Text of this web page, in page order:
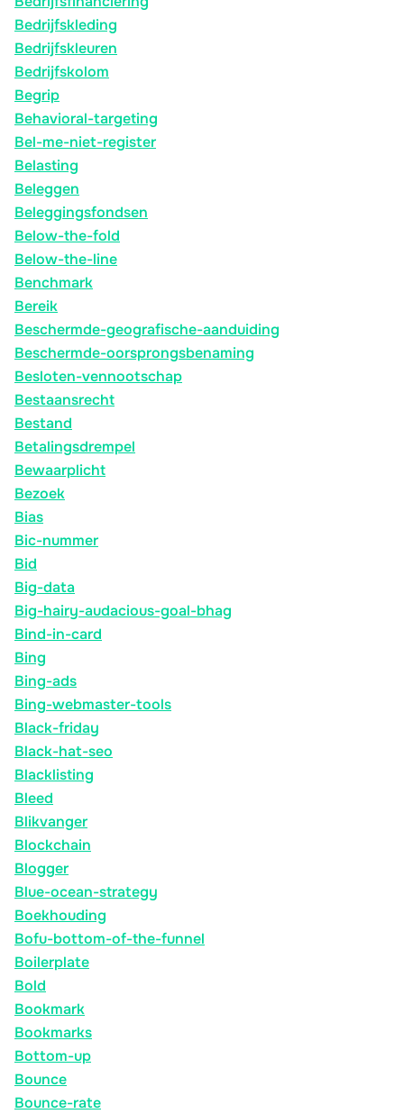
Bedrijfskleding
Bedrijfskleuren
Bedrijfskolom
Begrip
Behavioral-targeting
Bel-me-niet-register
Belasting
Beleggen
Beleggingsfondsen
Below-the-fold
Below-the-line
Benchmark
Bereik
Beschermde-geografische-aanduiding
Beschermde-oorsprongsbenaming
Besloten-vennootschap
Bestaansrecht
Bestand
Betalingsdrempel
Bewaarplicht
Bezoek
Bias
Bic-nummer
Bid
Big-data
Big-hairy-audacious-goal-bhag
Bind-in-card
Bing
Bing-ads
Bing-webmaster-tools
Black-friday
Black-hat-seo
Blacklisting
Bleed
Blikvanger
Blockchain
Blogger
Blue-ocean-strategy
Boekhouding
Bofu-bottom-of-the-funnel
Boilerplate
Bold
Bookmark
Bookmarks
Bottom-up
Bounce
Bounce-rate